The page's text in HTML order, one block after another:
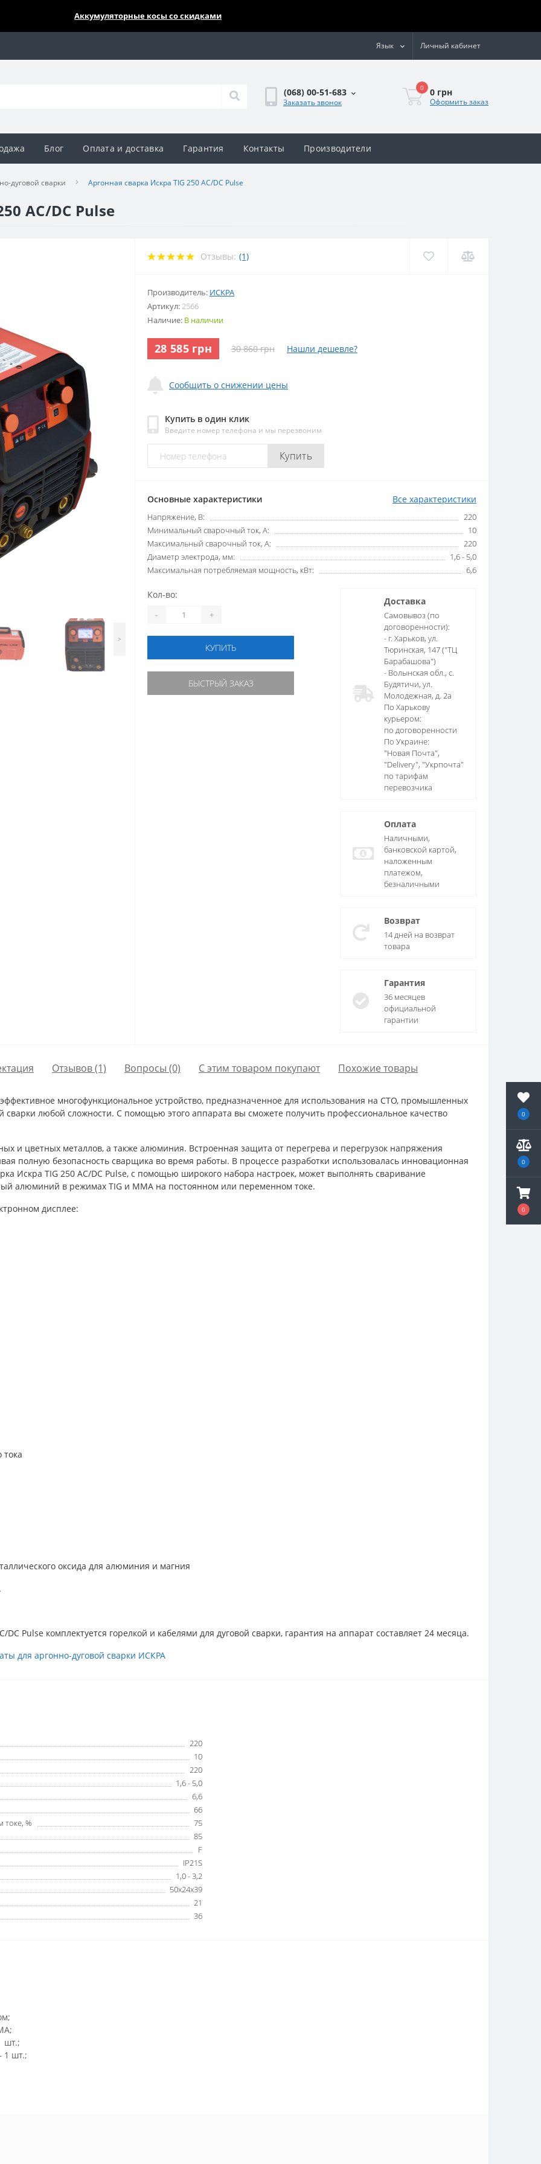
0
0
0
Аккумуляторные косы со скидками
Язык Личный кабинет
(068) 00-51-683
Заказать звонок
0 0 грн
Оформить заказ
Блог Оплата и доставка Гарантия Контакты Производители
дуговой сварки Аргонная сварка Искра TIG 250 AC/DC Pulse
AC/DC Pulse
>
Отзывы: (1)
Производитель: ИСКРА
Артикул:2566
Наличие: В наличии
28 585 грн 30 860 грн Нашли дешевле?
Сообщить о снижении цены
Купить в один клик
Введите номер телефона и мы перезвоним
Купить
Основные характеристики Все характеристики
Напряжение, В:
220
Минимальный сварочный ток, А:
10
Максимальный сварочный ток, А:
220
Диаметр электрода, мм:
1,6 - 5,0
Максимальная потребляемая мощность, кВт:
6,6
Кол-во:
- +
КУПИТЬ
БЫСТРЫЙ ЗАКАЗ
Доставка
Самовывоз (по
договоренности):
- г. Харьков, ул.
Тюринская, 147 ("ТЦ
Барабашова")
- Волынская обл., c.
Будятичи, ул.
Молодежная, д. 2а
По Харькову
курьером:
по договоренности
По Украине:
"Новая Почта",
"Delivery", "Укрпочта"
по тарифам
перевозчика
Оплата
Наличными,
банковской картой,
наложенным
платежом,
безналичными
Возврат
14 дней на возврат
товара
Гарантия
36 месяцев
официальной
гарантии
Отзывов (1) Вопросы (0) С этим товаром покупают Похожие товары
многофункциональное устройство, предназначенное для использования на СТО, промышленных
сварки любой сложности. С помощью этого аппарата вы сможете получить профессиональное качество
и цветных металлов, а также алюминия. Встроенная защита от перегрева и перегрузок напряжения
полную безопасность сварщика во время работы. В процессе разработки использовалась инновационная
Искра TIG 250 AC/DC Pulse, с помощью широкого набора настроек, может выполнять сваривание
алюминий в режимах TIG и MMA на постоянном или переменном токе.
дисплее:
тока
оксида для алюминия и магния
Pulse комплектуется горелкой и кабелями для дуговой сварки, гарантия на аппарат составляет 24 месяца.
для аргонно-дуговой сварки ИСКРА
220
10
220
1,6 - 5,0
6,6
66
%
75
85
F
IP21S
1,0 - 3,2
50x24x39
21
36
шт.;
1 шт.;